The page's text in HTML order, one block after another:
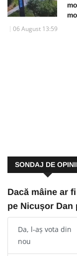
06 August 13:59
SONDAJ DE
Dacă mâine ar
pe Nicușor Dan
Da, l-aș vota din
nou